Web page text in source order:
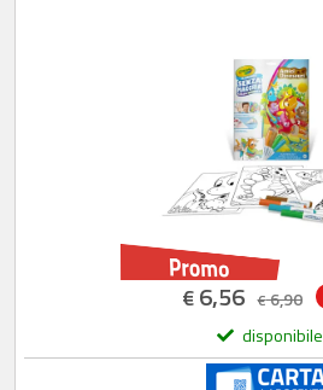
€6,56 €6,90
disponibile